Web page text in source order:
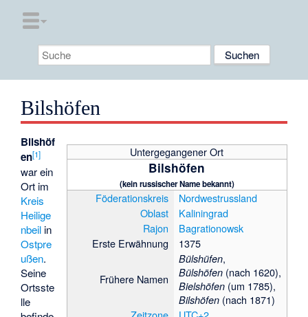
Bilshöfen
Untergegangener Ort
Bilshöfen
(kein russischer Name bekannt)
Föderationskreis
Nordwestrussland
Oblast
Kaliningrad
Rajon
Bagrationowsk
Erste Erwähnung
1375
Frühere Namen
Bülshüfen,
Bülshöfen(nach 1620),
Bielshöfen(um 1785),
Bilshöfen(nach 1871)
Bilshöf
en[1]
war ein
Ort im
Kreis
Heilige
nbeil in
Ostpre
ußen.
Seine
Ortsste
lle